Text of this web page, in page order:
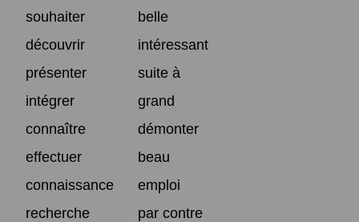
souhaiter
belle
découvrir
intéressant
présenter
suite à
intégrer
grand
connaître
démonter
effectuer
beau
connaissance
emploi
recherche
par contre